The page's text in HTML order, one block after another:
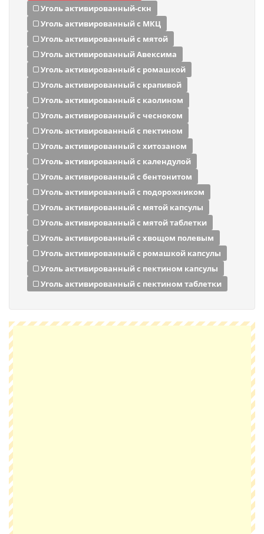
Уголь активированный-скн
Уголь активированный с МКЦ
Уголь активированный с мятой
Уголь активированный Авексима
Уголь активированный с ромашкой
Уголь активированный с крапивой
Уголь активированный с каолином
Уголь активированный с чесноком
Уголь активированный с пектином
Уголь активированный с хитозаном
Уголь активированный с календулой
Уголь активированный с бентонитом
Уголь активированный с подорожником
Уголь активированный с мятой капсулы
Уголь активированный с мятой таблетки
Уголь активированный с хвощом полевым
Уголь активированный с ромашкой капсулы
Уголь активированный с пектином капсулы
Уголь активированный с пектином таблетки